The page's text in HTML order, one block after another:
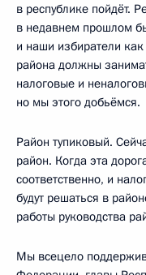
в республике пойдёт.
в недавнем прошлом
и наши избиратели
района должны
налоговые и
но мы этого добьёмся.
Район тупиковый.
район. Когда эта
соответственно, и
будут решаться в
работы руководства
Мы всецело